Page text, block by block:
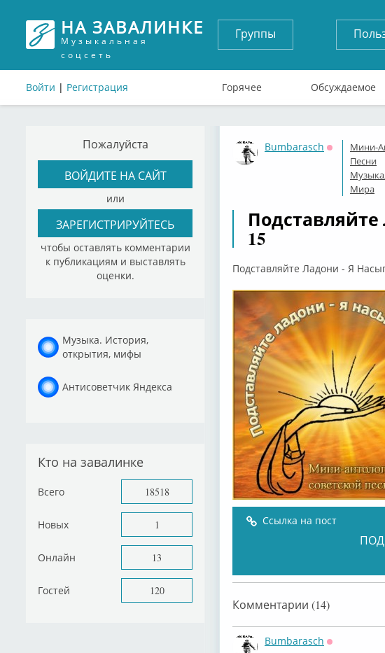
НА ЗАВАЛИНКЕ
Музыкальная
соцсеть
Войти | Регистрация
Группы
Горячее Обсуждаемое
Пожалуйста
ВОЙДИТЕ НА САЙТ
или
ЗАРЕГИСТРИРУЙТЕСЬ
чтобы оставлять комментарии
к публикациям и выставлять
оценки.
Музыка. История,
открытия, мифы
Антисоветчик Яндекса
Кто на завалинке
Всего 18518
Новых 1
Онлайн 13
Гостей 120
Bumbarasch
Оффлайн
Мини-
Песни
Мира
15
Подставляйте Ладони - Я
Ссылка на пост
Комментарии (14)
Bumbarasch